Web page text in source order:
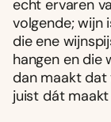
echt ervaren
volgende; wijn
die ene
hangen en die
dan maakt
juist dát